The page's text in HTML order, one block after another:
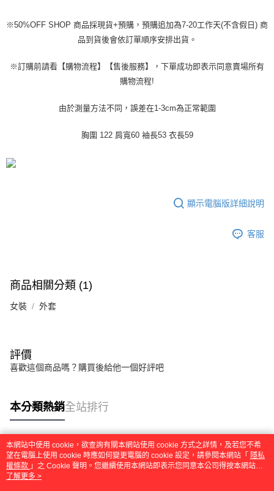
購買商品的店家。未經商家同意取消之訂單仍視為有效，需透過AFTEE先享
後付繳納相關費用。
客戶支援中心」https://netprotections.freshdesk.com/support/home
易，需依本服務之必要範圍內提供個人資料，並將交易相關給付款項請求債
２．關於個人資料處理事宜，請瀏覽以下網址：
「AFTEE先享後付」，若未經同意申辦者引起之損失，本公司不負相關責
時審查核予不同之上限額度；若仍有額度不足之情形，本公司將視審查結果
恩沛科技股份有限公司將有權停止該用戶之使用額度並採取法律行動。
每筆NT$45，滿NT$499(含以上)免運費
每筆NT$45，滿NT$499(含以上)免運費
每筆NT$70，滿NT$499(含以上)免運費
※50%OFF SHOP 商品採現貨+預購，預購追加為7-20工作天(不含假日) 商
品到貨後會依訂單順序安排出貨。
※訂購前請看【購物流程】【售後服務】，下單成功即表示同意賣場所有
購物流程!
由於測量方法不同，誤差在1-3cm為正常範圍
胸圍 122 肩寬60 袖長53 衣長59
顯示電腦版詳細說明
客服
商品相關分類 (1)
女裝 外套
評價
喜歡這個商品嗎？購買後給他一個好評吧
本分類熱銷全站排行
熱門標籤
本網站中使用 cookie，欲查詢有關本網站使用 cookie 方式之詳情，及若您不希
望在電腦上使用 cookie 時應如何變更電腦的 cookie 設定，請參閱本網站「 隱私
權條款 」之 Cookie 聲明。您繼續使用本網站即表示您同意本公司得按本網站使
用條款之 Cookie 聲明使用 cookie。
了解更多 >